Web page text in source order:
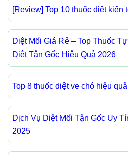
[Review] Top 10 thuốc diệt kiến
Diệt Mối Giá Rẻ – Top Thuốc
Diệt Tận Gốc Hiệu Quả 2026
Top 8 thuốc diệt ve chó hiệu
Dịch Vụ Diệt Mối Tận Gốc Uy
2025